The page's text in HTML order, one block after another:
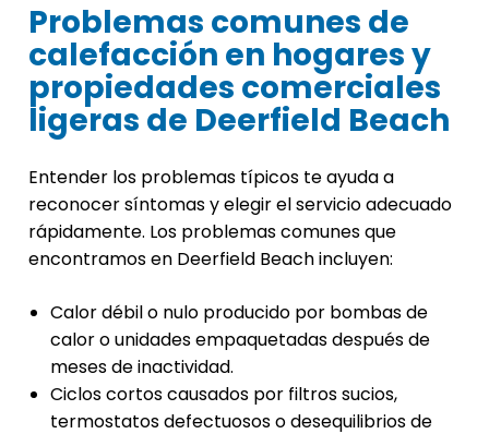
Problemas comunes de
calefacción en hogares y
propiedades comerciales
ligeras de Deerfield Beach
Entender los problemas típicos te ayuda a
reconocer síntomas y elegir el servicio adecuado
rápidamente. Los problemas comunes que
encontramos en Deerfield Beach incluyen:
Calor débil o nulo producido por bombas de
calor o unidades empaquetadas después de
meses de inactividad.
Ciclos cortos causados por filtros sucios,
termostatos defectuosos o desequilibrios de